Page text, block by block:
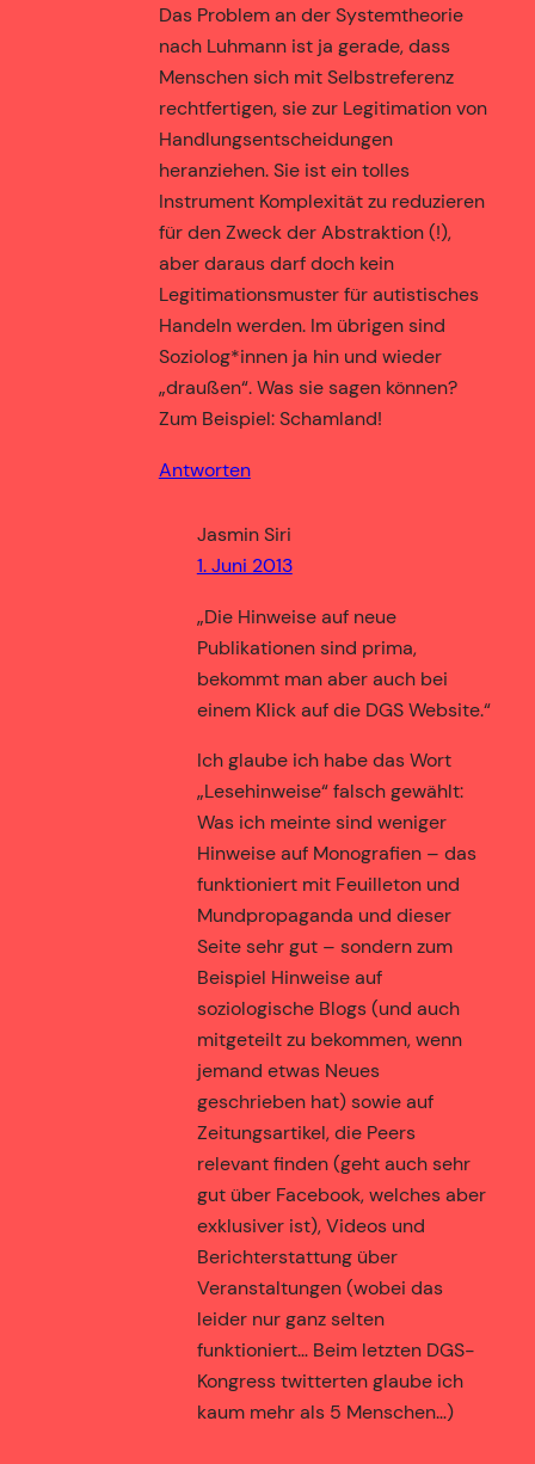
Das Problem an der Systemtheorie
nach Luhmann ist ja gerade, dass
Menschen sich mit Selbstreferenz
rechtfertigen, sie zur Legitimation von
Handlungsentscheidungen
heranziehen. Sie ist ein tolles
Instrument Komplexität zu reduzieren
für den Zweck der Abstraktion (!),
aber daraus darf doch kein
Legitimationsmuster für autistisches
Handeln werden. Im übrigen sind
Soziolog*innen ja hin und wieder
„draußen“. Was sie sagen können?
Zum Beispiel: Schamland!
Antworten
Jasmin Siri
1. Juni 2013
„Die Hinweise auf neue
Publikationen sind prima,
bekommt man aber auch bei
einem Klick auf die DGS Website.“
Ich glaube ich habe das Wort
„Lesehinweise“ falsch gewählt:
Was ich meinte sind weniger
Hinweise auf Monografien – das
funktioniert mit Feuilleton und
Mundpropaganda und dieser
Seite sehr gut – sondern zum
Beispiel Hinweise auf
soziologische Blogs (und auch
mitgeteilt zu bekommen, wenn
jemand etwas Neues
geschrieben hat) sowie auf
Zeitungsartikel, die Peers
relevant finden (geht auch sehr
gut über Facebook, welches aber
exklusiver ist), Videos und
Berichterstattung über
Veranstaltungen (wobei das
leider nur ganz selten
funktioniert… Beim letzten DGS-
Kongress twitterten glaube ich
kaum mehr als 5 Menschen…)